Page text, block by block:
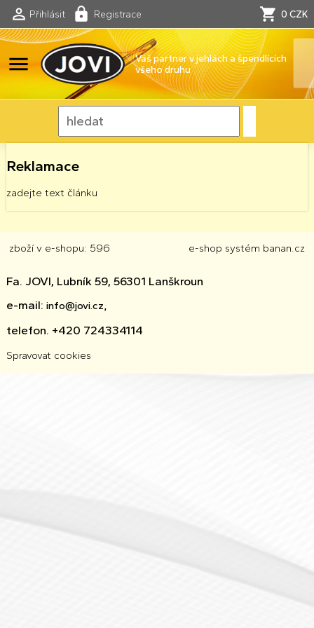
Přihlásit Registrace 0 CZK
menu
Váš partner v jehlách a špendlících
všeho druhu
Reklamace
zadejte text článku
zboží v e-shopu: 596 e-shop systém banan.cz
Fa. JOVI, Lubník 59, 56301 Lanškroun
e-mail: info@jovi.cz,
telefon. +420 724334114
Spravovat cookies